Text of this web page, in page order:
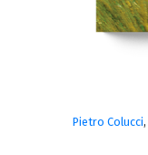
Pietro Colucci,